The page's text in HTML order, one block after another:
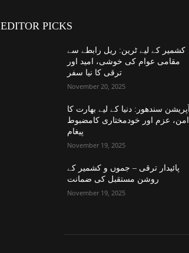
EDITOR PICKS
کشمیر کے لیے ٹرین: ریل رابطے سے
مقامی عوام کی خوشی، امید اور
ترقی کا نیا سفر
November 20, 2025
آپریشن سندھور: دنیا کے لیے بھارت کا
امن، عزم اور خودمختاری کامضبوط
پیغام
November 19, 2025
پائیدار ترقی – جموں و کشمیر کے
روشن مستقبل کی ضمانت
November 19, 2025